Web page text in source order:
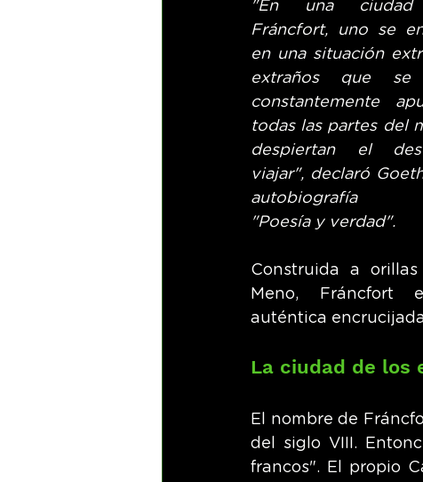
"En una ciudad
Fráncfort, uno se
en una situación
extraños que se
constantemente
todas las partes del
despiertan el
viajar", declaró
autobiografía
"Poesía y verdad".
Construida a
Meno, Fráncfort
auténtica
La ciudad de los
El nombre de
del siglo VIII.
francos". El propio